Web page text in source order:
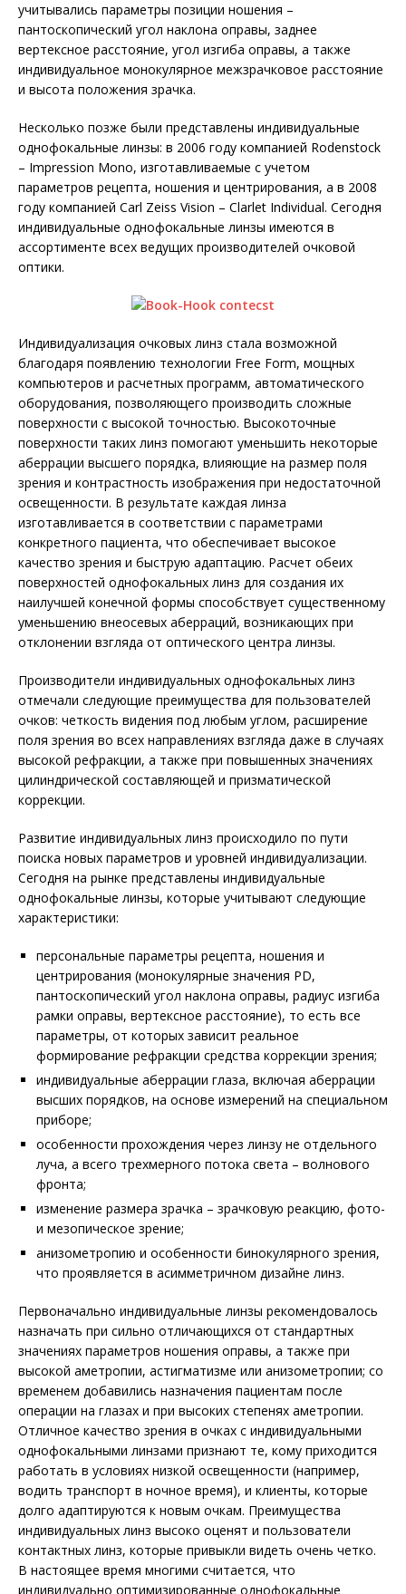
учитывались параметры позиции ношения –
пантоскопический угол наклона оправы, заднее
вертексное расстояние, угол изгиба оправы, а также
индивидуальное монокулярное межзрачковое расстояние
и высота положения зрачка.
Несколько позже были представлены индивидуальные
однофокальные линзы: в 2006 году компанией Rodenstock
– Impression Mono, изготавливаемые с учетом
параметров рецепта, ношения и центрирования, а в 2008
году компанией Carl Zeiss Vision – Clarlet Individual. Сегодня
индивидуальные однофокальные линзы имеются в
ассортименте всех ведущих производителей очковой
оптики.
Индивидуализация очковых линз стала возможной
благодаря появлению технологии Free Form, мощных
компьютеров и расчетных программ, автоматического
оборудования, позволяющего производить сложные
поверхности с высокой точностью. Высокоточные
поверхности таких линз помогают уменьшить некоторые
аберрации высшего порядка, влияющие на размер поля
зрения и контрастность изображения при недостаточной
освещенности. В результате каждая линза
изготавливается в соответствии с параметрами
конкретного пациента, что обеспечивает высокое
качество зрения и быструю адаптацию. Расчет обеих
поверхностей однофокальных линз для создания их
наилучшей конечной формы способствует существенному
уменьшению внеосевых аберраций, возникающих при
отклонении взгляда от оптического центра линзы.
Производители индивидуальных однофокальных линз
отмечали следующие преимущества для пользователей
очков: четкость видения под любым углом, расширение
поля зрения во всех направлениях взгляда даже в случаях
высокой рефракции, а также при повышенных значениях
цилиндрической составляющей и призматической
коррекции.
Развитие индивидуальных линз происходило по пути
поиска новых параметров и уровней индивидуализации.
Сегодня на рынке представлены индивидуальные
однофокальные линзы, которые учитывают следующие
характеристики:
персональные параметры рецепта, ношения и
центрирования (монокулярные значения PD,
пантоскопический угол наклона оправы, радиус изгиба
рамки оправы, вертексное расстояние), то есть все
параметры, от которых зависит реальное
формирование рефракции средства коррекции зрения;
индивидуальные аберрации глаза, включая аберрации
высших порядков, на основе измерений на специальном
приборе;
особенности прохождения через линзу не отдельного
луча, а всего трехмерного потока света – волнового
фронта;
изменение размера зрачка – зрачковую реакцию, фото-
и мезопическое зрение;
анизометропию и особенности бинокулярного зрения,
что проявляется в асимметричном дизайне линз.
Первоначально индивидуальные линзы рекомендовалось
назначать при сильно отличающихся от стандартных
значениях параметров ношения оправы, а также при
высокой аметропии, астигматизме или анизометропии; со
временем добавились назначения пациентам после
операции на глазах и при высоких степенях аметропии.
Отличное качество зрения в очках с индивидуальными
однофокальными линзами признают те, кому приходится
работать в условиях низкой освещенности (например,
водить транспорт в ночное время), и клиенты, которые
долго адаптируются к новым очкам. Преимущества
индивидуальных линз высоко оценят и пользователи
контактных линз, которые привыкли видеть очень четко.
В настоящее время многими считается, что
индивидуально оптимизированные однофокальные